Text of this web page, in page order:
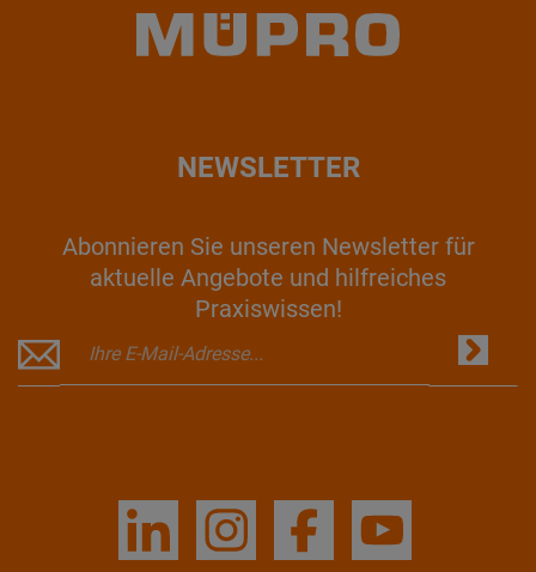
NEWSLETTER
Abonnieren Sie unseren Newsletter für
aktuelle Angebote und hilfreiches
Praxiswissen!